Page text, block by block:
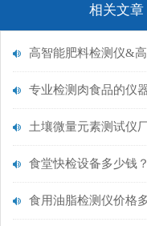
相关文章
食堂快检设备多少钱？